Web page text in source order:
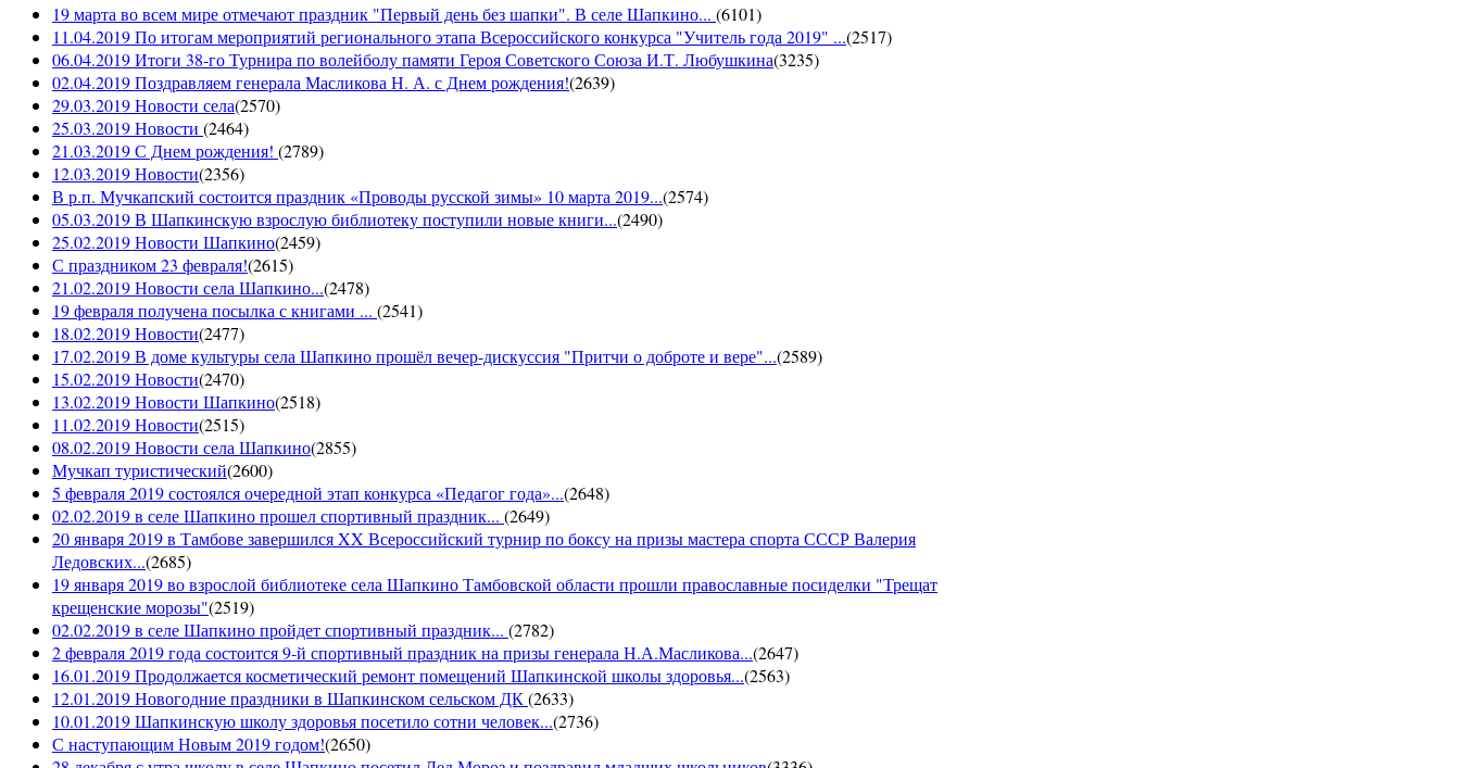
19 марта во всем мире отмечают праздник "Первый день без шапки". В селе Шапкино... (6101)
11.04.2019 По итогам мероприятий регионального этапа Всероссийского конкурса "Учитель года 2019" ...(2517)
06.04.2019 Итоги 38-го Турнира по волейболу памяти Героя Советского Союза И.Т. Любушкина(3235)
02.04.2019 Поздравляем генерала Масликова Н. А. с Днем рождения!(2639)
29.03.2019 Новости села(2570)
25.03.2019 Новости (2464)
21.03.2019 С Днем рождения! (2789)
12.03.2019 Новости(2356)
В р.п. Мучкапский состоится праздник «Проводы русской зимы» 10 марта 2019...(2574)
05.03.2019 В Шапкинскую взрослую библиотеку поступили новые книги...(2490)
25.02.2019 Новости Шапкино(2459)
С праздником 23 февраля!(2615)
21.02.2019 Новости села Шапкино...(2478)
19 февраля получена посылка с книгами ... (2541)
18.02.2019 Новости(2477)
17.02.2019 В доме культуры села Шапкино прошёл вечер-дискуссия "Притчи о доброте и вере"...(2589)
15.02.2019 Новости(2470)
13.02.2019 Новости Шапкино(2518)
11.02.2019 Новости(2515)
08.02.2019 Новости села Шапкино(2855)
Мучкап туристический(2600)
5 февраля 2019 состоялся очередной этап конкурса «Педагог года»...(2648)
02.02.2019 в селе Шапкино прошел спортивный праздник... (2649)
20 января 2019 в Тамбове завершился XX Всероссийский турнир по боксу на призы мастера спорта СССР Валерия
Ледовских...(2685)
19 января 2019 во взрослой библиотеке села Шапкино Тамбовской области прошли православные посиделки "Трещат
крещенские морозы"(2519)
02.02.2019 в селе Шапкино пройдет спортивный праздник... (2782)
2 февраля 2019 года состоится 9-й спортивный праздник на призы генерала Н.А.Масликова...(2647)
16.01.2019 Продолжается косметический ремонт помещений Шапкинской школы здоровья...(2563)
12.01.2019 Новогодние праздники в Шапкинском сельском ДК(2633)
10.01.2019 Шапкинскую школу здоровья посетило сотни человек...(2736)
С наступающим Новым 2019 годом!(2650)